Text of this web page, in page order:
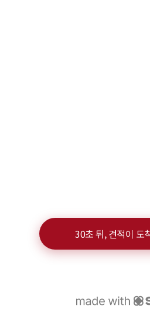
30초 뒤, 견적이